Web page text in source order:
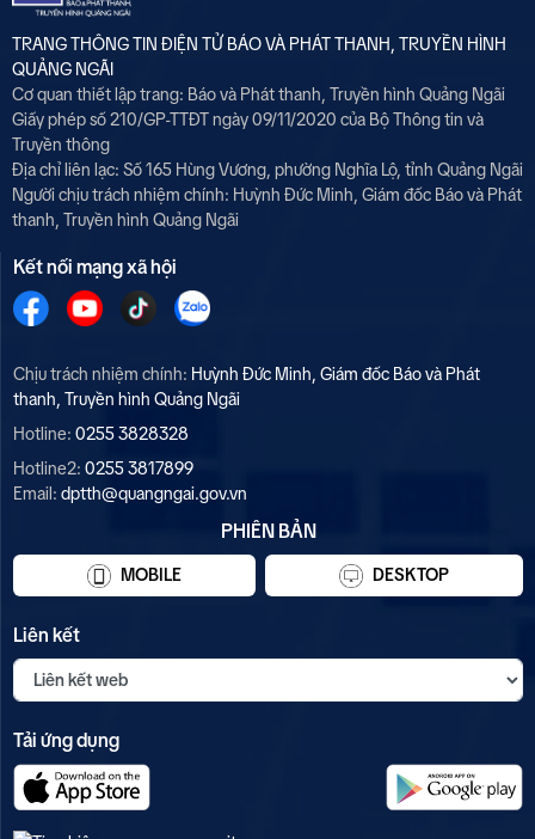
TRANG THÔNG TIN ĐIỆN TỬ BÁO VÀ PHÁT THANH, TRUYỀN HÌNH
QUẢNG NGÃI
Cơ quan thiết lập trang: Báo và Phát thanh, Truyền hình Quảng Ngãi
Giấy phép số 210/GP-TTĐT ngày 09/11/2020 của Bộ Thông tin và
Truyền thông
Địa chỉ liên lạc: Số 165 Hùng Vương, phường Nghĩa Lộ, tỉnh Quảng Ngãi
Người chịu trách nhiệm chính: Huỳnh Đức Minh, Giám đốc Báo và Phát
thanh, Truyền hình Quảng Ngãi
Kết nối mạng xã hội
Chịu trách nhiệm chính: Huỳnh Đức Minh, Giám đốc Báo và Phát
thanh, Truyền hình Quảng Ngãi
Hotline: 0255 3828328
Hotline2: 0255 3817899
Email: dptth@quangngai.gov.vn
PHIÊN BẢN
MOBILE DESKTOP
Liên kết
Tải ứng dụng